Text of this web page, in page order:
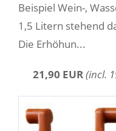
Beispiel Wein-,
1,5 Litern stehend
Die Erhöhun...
21,90 EUR(incl.